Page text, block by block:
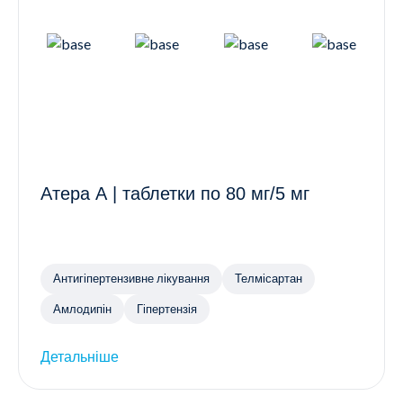
Атера А | таблетки по 80 мг/5 мг
Антигіпертензивне лікування Телмісартан
Амлодипін Гіпертензія
Детальніше